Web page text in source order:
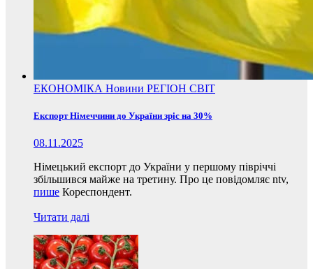
ЕКОНОМІКА Новини РЕГІОН СВІТ
Експорт Німеччини до України зріс на 30%
08.11.2025
Німецький експорт до України у першому півріччі
збільшився майже на третину. Про це повідомляє ntv,
пише Кореспондент.
Читати далі